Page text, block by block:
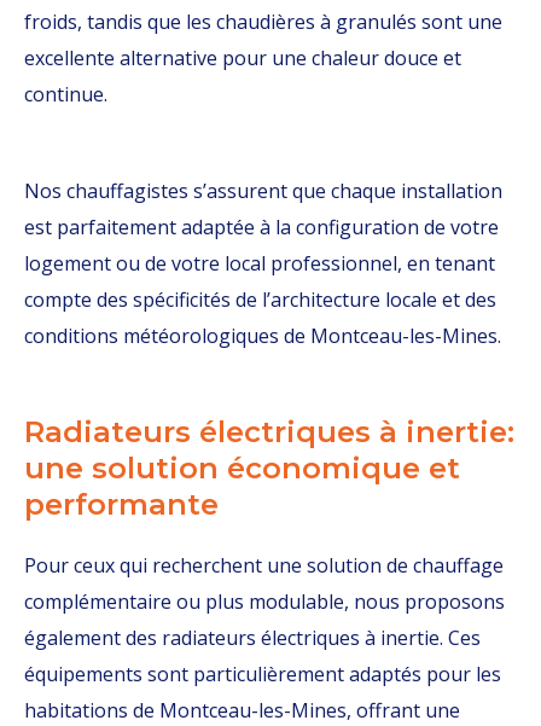
froids, tandis que les chaudières à granulés sont une
excellente alternative pour une chaleur douce et
continue.
Nos chauffagistes s’assurent que chaque installation
est parfaitement adaptée à la configuration de votre
logement ou de votre local professionnel, en tenant
compte des spécificités de l’architecture locale et des
conditions météorologiques de Montceau-les-Mines.
Radiateurs électriques à inertie:
une solution économique et
performante
Pour ceux qui recherchent une solution de chauffage
complémentaire ou plus modulable, nous proposons
également des radiateurs électriques à inertie. Ces
équipements sont particulièrement adaptés pour les
habitations de Montceau-les-Mines, offrant une